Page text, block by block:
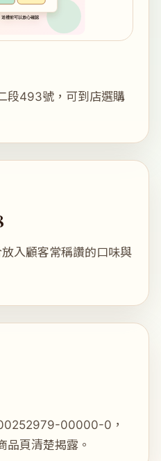
段493號，可到店選購
入顧客常稱讚的口味與
00000-0，
品頁清楚揭露。